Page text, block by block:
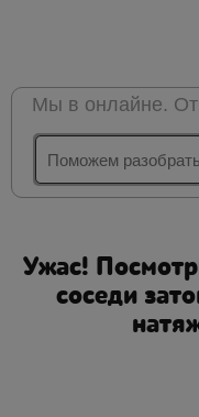
Мы в онлайне.
Ужас!
соседи